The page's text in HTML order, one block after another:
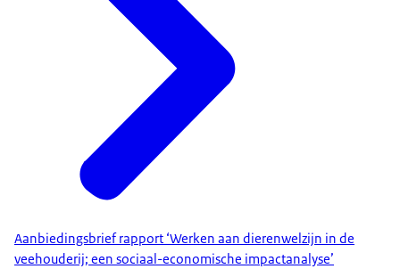
Aanbiedingsbrief rapport ‘Werken aan dierenwelzijn in de
veehouderij; een sociaal-economische impactanalyse’